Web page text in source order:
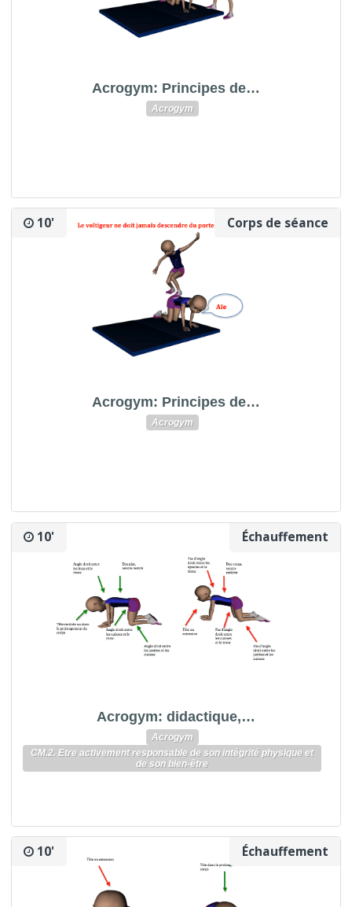
Acrogym: Principes de…
Acrogym
Corps de séance
10'
Acrogym: Principes de…
Acrogym
Échauffement
10'
Acrogym: didactique,…
Acrogym
CM.2. Etre activement responsable de son intégrité physique et
de son bien-être
Échauffement
10'